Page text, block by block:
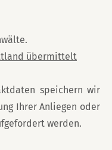
übermittelt
speichern wir
Ihrer Anliegen oder
werden.